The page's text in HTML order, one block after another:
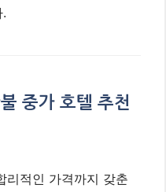
중가 호텔 추천
리적인 가격까지 갖춘